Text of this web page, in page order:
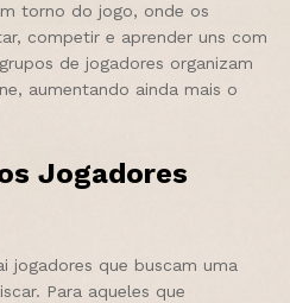
torno do jogo, onde os
competir e aprender uns com
de jogadores organizam
aumentando ainda mais o
Jogadores
jogadores que buscam uma
Para aqueles que